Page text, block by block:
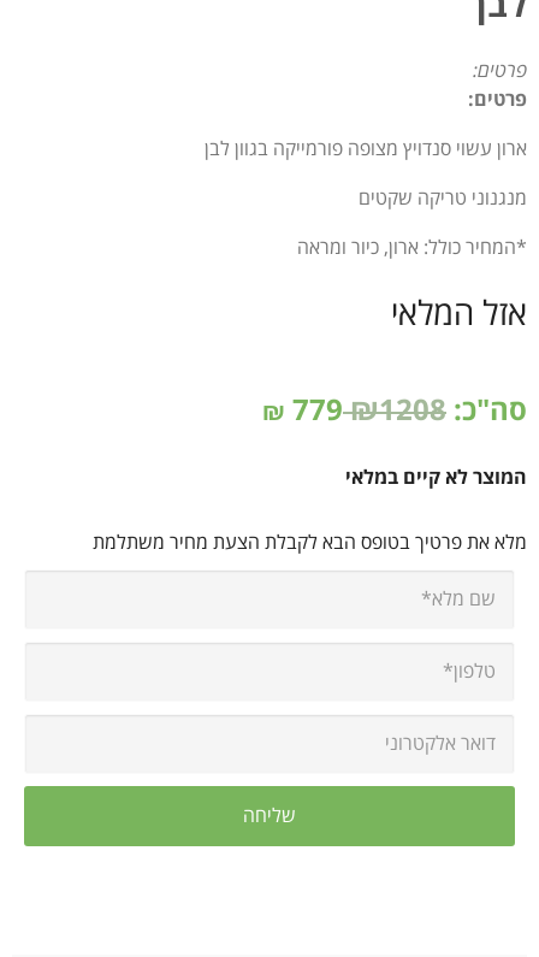
פרטים:
פרטים:
ארון עשוי סנדויץ מצופה פורמייקה בגוון לבן
מנגנוני טריקה שקטים
*המחיר כולל: ארון, כיור ומראה
אזל המלאי
סה"כ: ₪1208
779
₪
המוצר לא קיים במלאי
מלא את פרטיך בטופס הבא לקבלת הצעת מחיר משתלמת